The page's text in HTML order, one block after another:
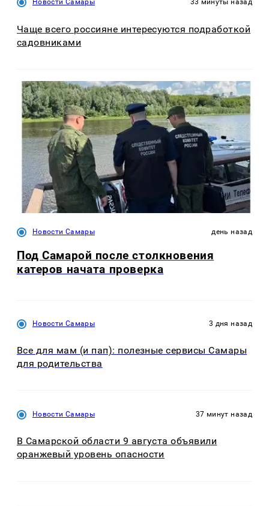
Новости Самары 33 минуты назад
Чаще всего россияне интересуются подработкой
садовниками
Новости Самары день назад
Под Самарой после столкновения
катеров начата проверка
Новости Самары 3 дня назад
Все для мам (и пап): полезные сервисы Самары
для родительства
Новости Самары 37 минут назад
В Самарской области 9 августа объявили
оранжевый уровень опасности